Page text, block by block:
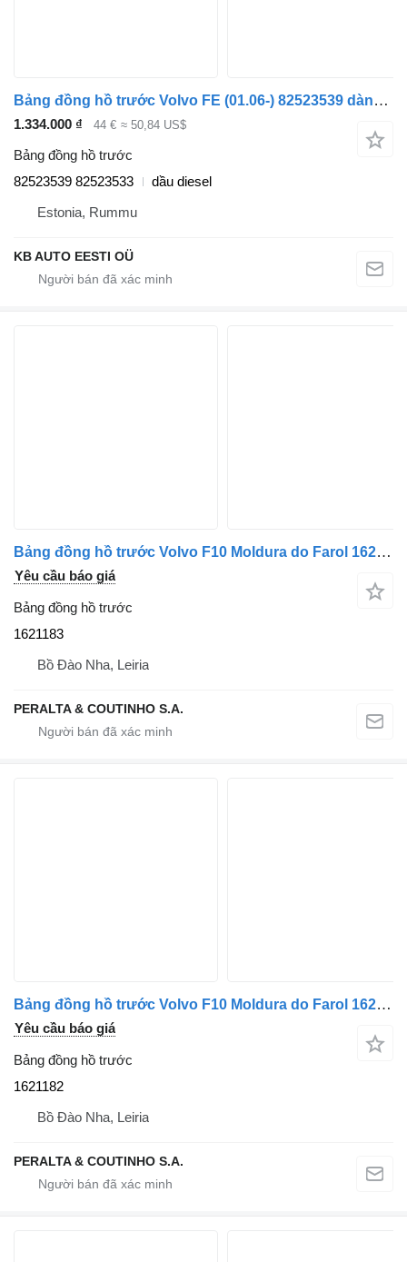
Bảng đồng hồ trước Volvo FE (01.06-) 82523539 dành cho xe tải Volvo FL, FE (2005-2014)
1.334.000 ₫ 44 € ≈ 50,84 US$
Bảng đồng hồ trước
82523539 82523533
dầu diesel
Estonia, Rummu
KB AUTO EESTI OÜ
Bảng đồng hồ trước Volvo F10 Moldura do Farol 1621183 dành cho đầu kéo Volvo F10 F12 F16
Yêu cầu báo giá
Bảng đồng hồ trước
1621183
Bồ Đào Nha, Leiria
PERALTA & COUTINHO S.A.
Bảng đồng hồ trước Volvo F10 Moldura do Farol 1621182 dành cho xe tải Volvo F10, F12, F16
Yêu cầu báo giá
Bảng đồng hồ trước
1621182
Bồ Đào Nha, Leiria
PERALTA & COUTINHO S.A.